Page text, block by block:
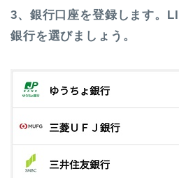
3、銀行口座を登録します。
銀行を選びましょう。